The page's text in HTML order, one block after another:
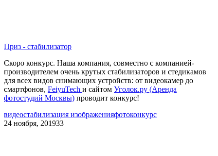
Приз - стабилизатор
Скоро конкурс. Наша компания, совместно с компанией-
производителем очень крутых стабилизаторов и стедикамов
для всех видов снимающих устройств: от видеокамер до
смартфонов, FeiyuTech и сайтом Уголок.ру (Аренда
фотостудий Москвы) проводит конкурс!
видеостабилизация изображенияфотоконкурс
24 ноября, 201933